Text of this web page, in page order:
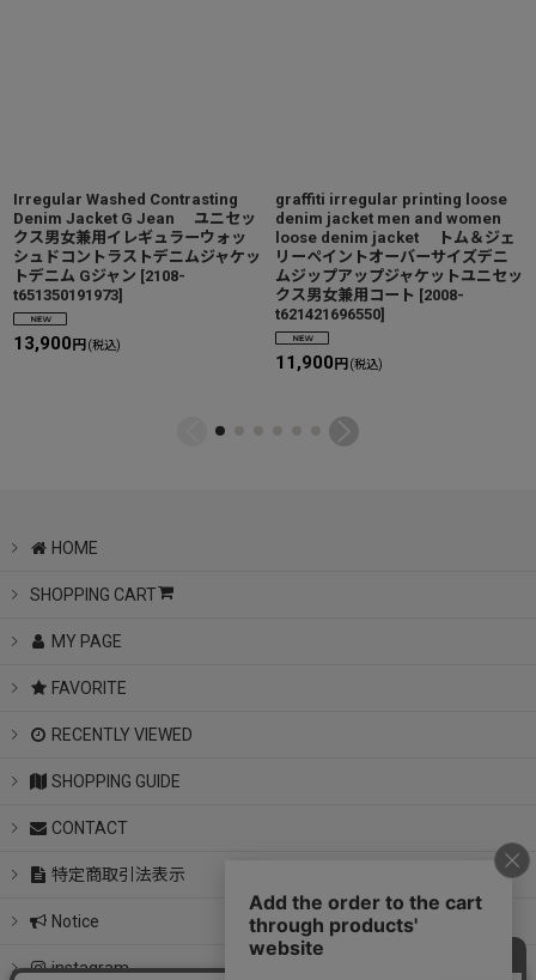
Irregular Washed Contrasting
Denim Jacket G Jean ユニセッ
クス男女兼用イレギュラーウォッ
シュドコントラストデニムジャケッ
トデニム Gジャン [2108-
t651350191973]
13,900 円 (税込)
graffiti irregular printing loose
denim jacket men and women
loose denim jacket トム＆ジェ
リーペイントオーバーサイズデニ
ムジップアップジャケットユニセッ
クス男女兼用コート [2008-
t621421696550]
11,900 円 (税込)
HOME
SHOPPING CART
MY PAGE
FAVORITE
RECENTLY VIEWED
SHOPPING GUIDE
CONTACT
特定商取引法表示
Notice
instagram